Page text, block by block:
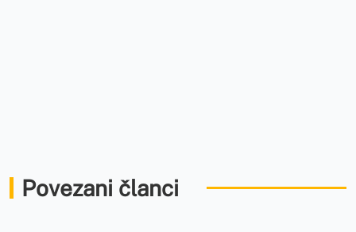
Povezani članci